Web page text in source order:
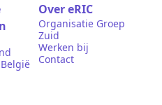
Over eRIC
Organisatie Groep
Zuid
Werken bij
Contact